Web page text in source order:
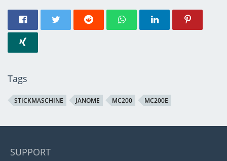
Tags
STICKMASCHINE JANOME MC200 MC200E
SUPPORT